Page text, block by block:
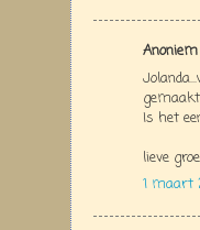
Is het
lieve
1 maart